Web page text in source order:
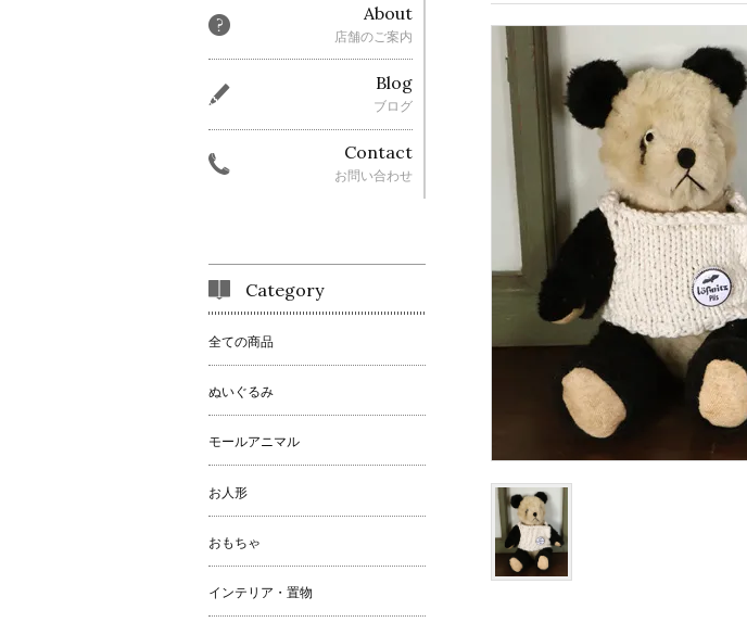
About
店舗のご案内
Blog
ブログ
Contact
お問い合わせ
Category
全ての商品
ぬいぐるみ
モールアニマル
お人形
おもちゃ
インテリア・置物